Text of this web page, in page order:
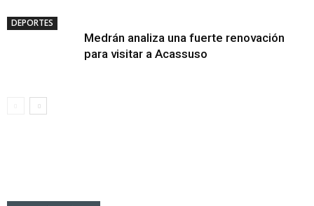
DEPORTES
Medrán analiza una fuerte renovación
para visitar a Acassuso